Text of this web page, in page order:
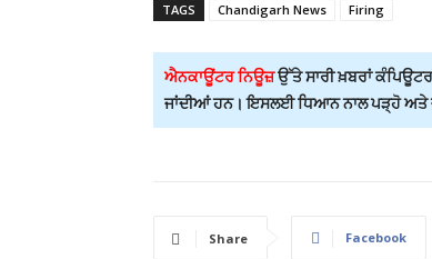
TAGS Chandigarh News Firing
ਐਨਕਾਊਂਟਰ ਨਿਊਜ਼ਉੱਤੇ ਸਾਰੀ ਖ਼ਬਰਾਂ
ਜਾਂਦੀਆਂ ਹਨ। ਇਸਲਈ ਧਿਆਨ ਨਾਲ ਪੜ੍ਹੋ ਅਤੇ
Share Facebook